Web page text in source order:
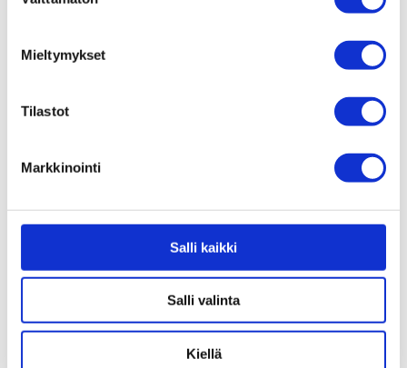
Mieltymykset
Tilastot
Markkinointi
Salli kaikki
Salli valinta
Kiellä
Tarakkalaukku – TOPEAK
MTX trunkbag DXP
Runkolaukku – SKS-